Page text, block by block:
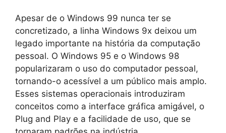
Apesar de o Windows 99 nunca ter se
concretizado, a linha Windows 9x deixou um
legado importante na história da computação
pessoal. O Windows 95 e o Windows 98
popularizaram o uso do computador pessoal,
tornando-o acessível a um público mais amplo.
Esses sistemas operacionais introduziram
conceitos como a interface gráfica amigável, o
Plug and Play e a facilidade de uso, que se